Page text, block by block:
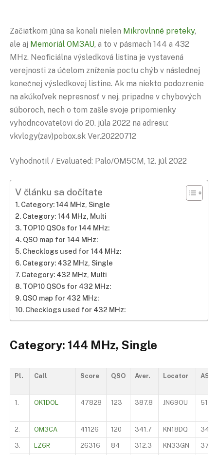
Začiatkom júna sa konali nielen Mikrovlnné preteky,
ale aj Memoriál OM3AU, a to v pásmach 144 a 432
MHz. Neoficiálna výsledková listina je vystavená
verejnosti za účelom zníženia poctu chýb v následnej
konečnej výsledkovej listine. Ak ma niekto podozrenie
na akúkoľvek nepresnosť v nej, pripadne v chybových
súboroch, nech o tom zašle svoje pripomienky
vyhodncovateľovi do 20. júla 2022 na adresu:
vkvlogy(zav)pobox.sk Ver.20220712
Vyhodnotil / Evaluated: Palo/OM5CM, 12. júl 2022
V článku sa dočítate
Category: 144 MHz, Single
Category: 144 MHz, Multi
TOP10 QSOs for 144 MHz:
QSO map for 144 MHz:
Checklogs used for 144 MHz:
Category: 432 MHz, Single
Category: 432 MHz, Multi
TOP10 QSOs for 432 MHz:
QSO map for 432 MHz:
Checklogs used for 432 MHz:
Category: 144 MHz, Single
Pl. Call Score QSO Aver. Locator ASL
1. OK1DOL 47828 123 387.8 JN69OU 510
2. OM3CA 41126 120 341.7 KN18DQ 340
3. LZ6R 26316 84 312.3 KN33GN 370